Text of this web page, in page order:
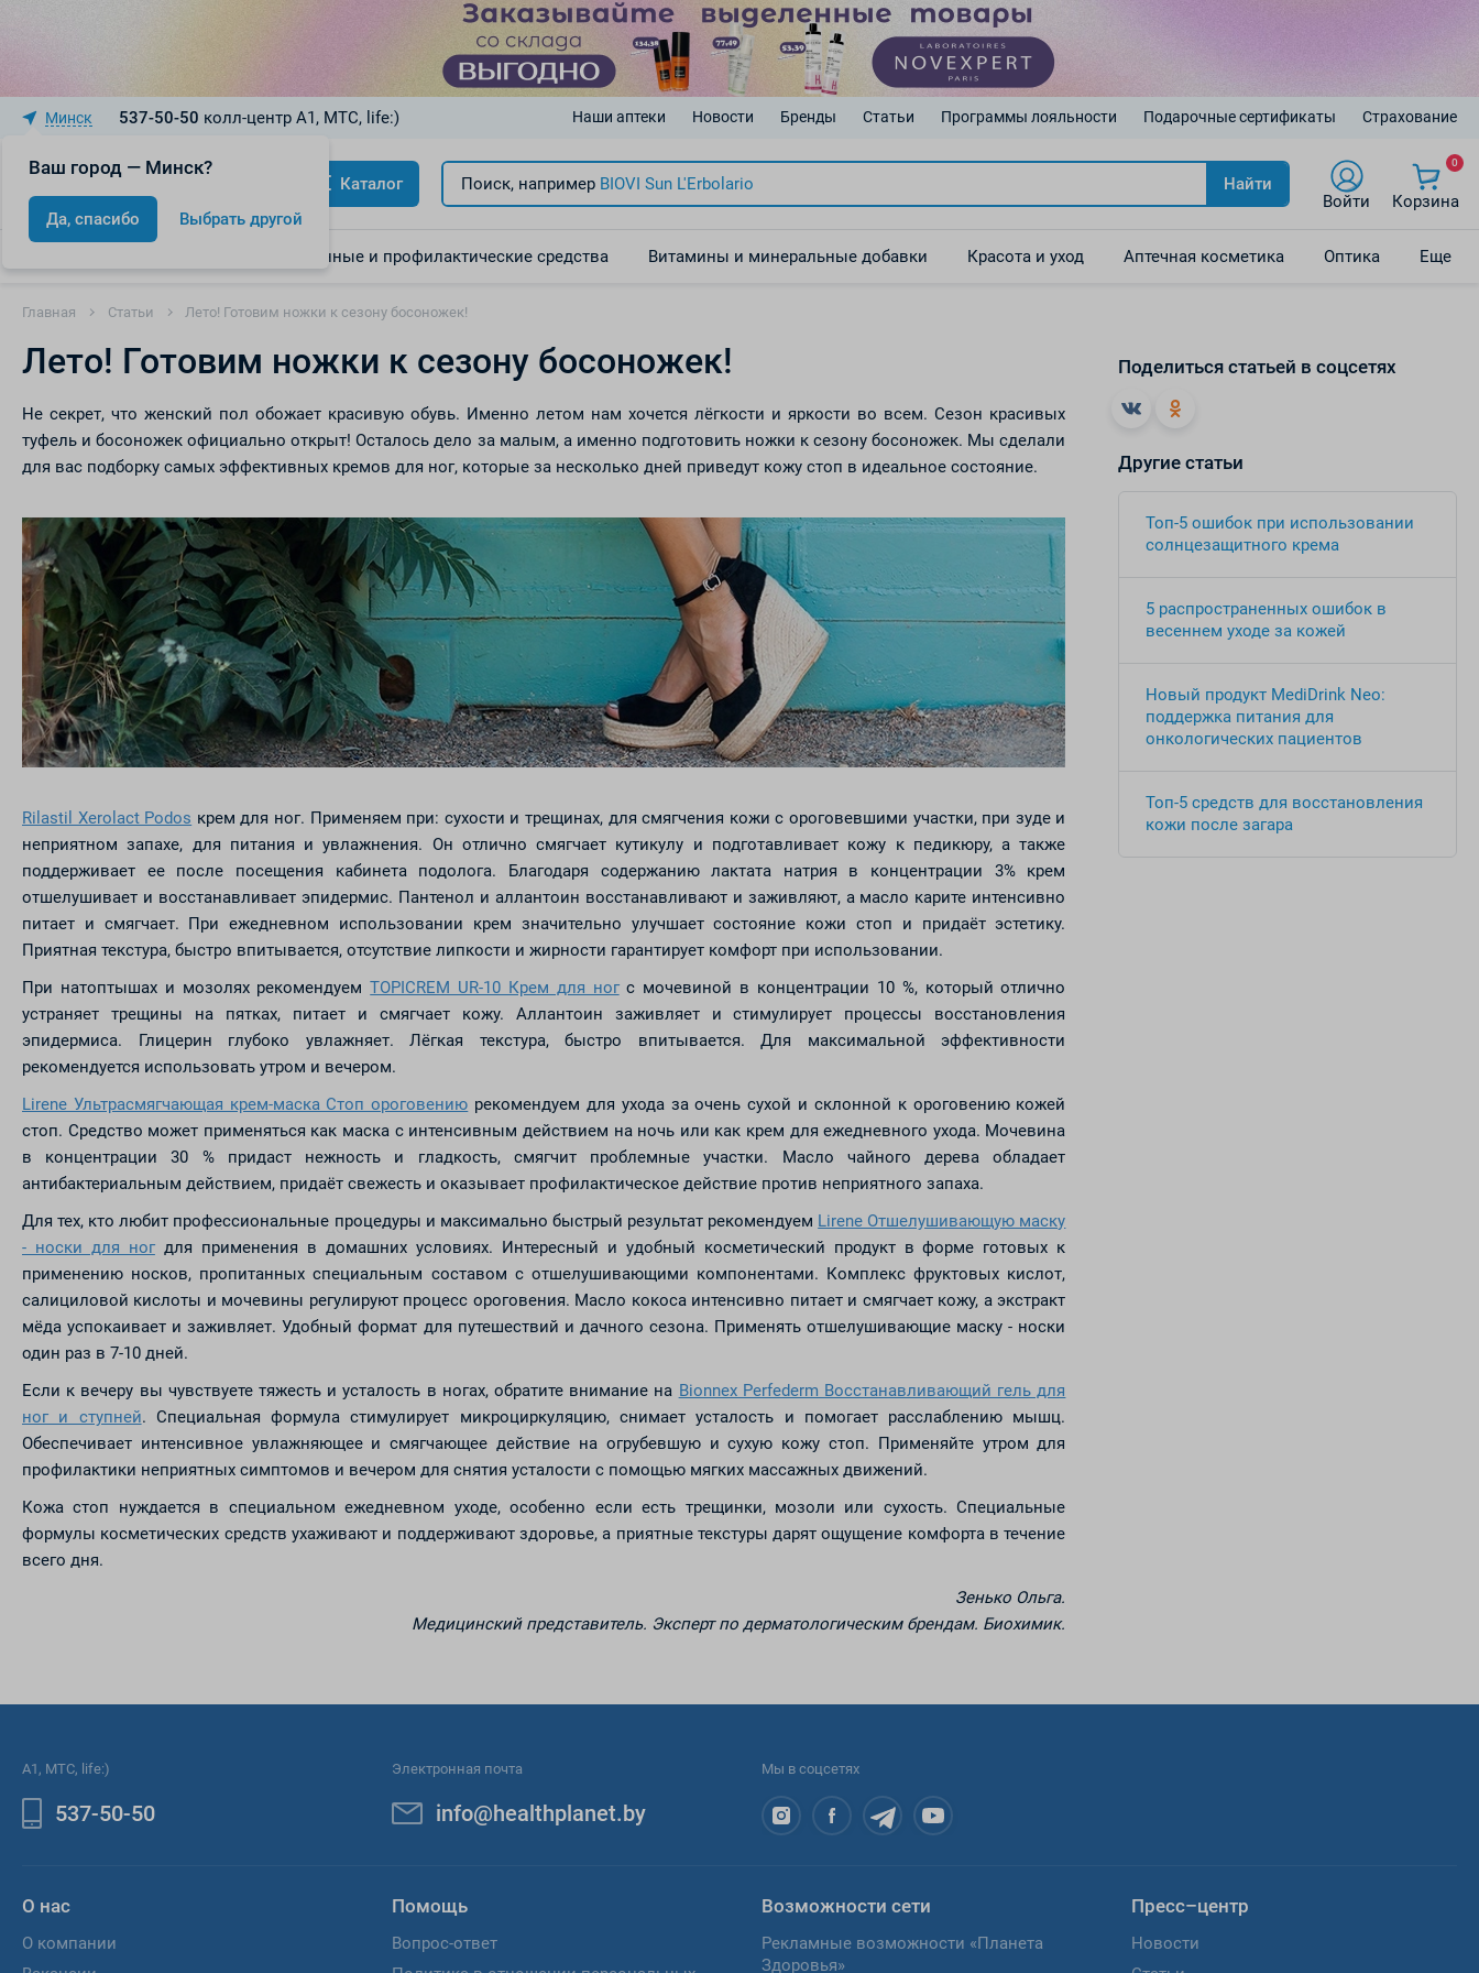
Минск
Ваш город — Минск?
Да, спасибо Выбрать другой
537-50-50 колл-центр A1, МТС, life:) Наши аптеки Новости Бренды Статьи Программы лояльности Подарочные сертификаты Страхование
Каталог Поиск, например BIOVI Sun L'Erbolario
Найти
Войти
0
Корзина
Лекарственные и профилактические средства Витамины и минеральные добавки Красота и уход Аптечная косметика Оптика Еще
Главная Статьи Лето! Готовим ножки к сезону босоножек!
Лето! Готовим ножки к сезону босоножек!
Не секрет, что женский пол обожает красивую обувь. Именно летом нам хочется лёгкости и яркости во всем. Сезон красивых
туфель и босоножек официально открыт! Осталось дело за малым, а именно подготовить ножки к сезону босоножек. Мы сделали
для вас подборку самых эффективных кремов для ног, которые за несколько дней приведут кожу стоп в идеальное состояние.
Rilastil Xerolact Podos крем для ног. Применяем при: сухости и трещинах, для смягчения кожи с ороговевшими участки, при зуде и
неприятном запахе, для питания и увлажнения. Он отлично смягчает кутикулу и подготавливает кожу к педикюру, а также
поддерживает ее после посещения кабинета подолога. Благодаря содержанию лактата натрия в концентрации 3% крем
отшелушивает и восстанавливает эпидермис. Пантенол и аллантоин восстанавливают и заживляют, а масло карите интенсивно
питает и смягчает. При ежедневном использовании крем значительно улучшает состояние кожи стоп и придаёт эстетику.
Приятная текстура, быстро впитывается, отсутствие липкости и жирности гарантирует комфорт при использовании.
При натоптышах и мозолях рекомендуемTOPICREM UR-10 Крем для ногс мочевиной в концентрации 10 %, который отлично
устраняет трещины на пятках, питает и смягчает кожу. Аллантоин заживляет и стимулирует процессы восстановления
эпидермиса. Глицерин глубоко увлажняет. Лёгкая текстура, быстро впитывается. Для максимальной эффективности
рекомендуется использовать утром и вечером.
Lirene Ультрасмягчающая крем-маска Стоп ороговению рекомендуем для ухода за очень сухой и склонной к ороговению кожей
стоп. Средство может применяться как маска с интенсивным действием на ночь или как крем для ежедневного ухода. Мочевина
в концентрации 30 % придаст нежность и гладкость, смягчит проблемные участки. Масло чайного дерева обладает
антибактериальным действием, придаёт свежесть и оказывает профилактическое действие против неприятного запаха.
Для тех, кто любит профессиональные процедуры и максимально быстрый результат рекомендуем Lirene Отшелушивающую маску
- носки для ногдля применения в домашних условиях. Интересный и удобный косметический продукт в форме готовых к
применению носков, пропитанных специальным составом с отшелушивающими компонентами. Комплекс фруктовых кислот,
салициловой кислоты и мочевины регулируют процесс ороговения. Масло кокоса интенсивно питает и смягчает кожу, а экстракт
мёда успокаивает и заживляет. Удобный формат для путешествий и дачного сезона. Применять отшелушивающие маску - носки
один раз в 7-10 дней.
Если к вечеру вы чувствуете тяжесть и усталость в ногах, обратите внимание на Bionnex Perfederm Восстанавливающий гель для
ног и ступней. Специальная формула стимулирует микроциркуляцию, снимает усталость и помогает расслаблению мышц.
Обеспечивает интенсивное увлажняющее и смягчающее действие на огрубевшую и сухую кожу стоп. Применяйте утром для
профилактики неприятных симптомов и вечером для снятия усталости с помощью мягких массажных движений.
Кожа стоп нуждается в специальном ежедневном уходе, особенно если есть трещинки, мозоли или сухость. Специальные
формулы косметических средств ухаживают и поддерживают здоровье, а приятные текстуры дарят ощущение комфорта в течение
всего дня.
Зенько Ольга.
Медицинский представитель. Эксперт по дерматологическим брендам. Биохимик.
Поделиться статьей в соцсетях
Другие статьи
Топ-5 ошибок при использовании
солнцезащитного крема
5 распространенных ошибок в
весеннем уходе за кожей
Новый продукт MediDrink Neo:
поддержка питания для
онкологических пациентов
Топ-5 средств для восстановления
кожи после загара
A1, МТС, life:)
537-50-50
Электронная почта
info@healthplanet.by
Мы в соцсетях
О нас
О компании
Помощь
Вопрос-ответ
Возможности сети
Рекламные возможности «Планета
Здоровья»
Пресс–центр
Новости